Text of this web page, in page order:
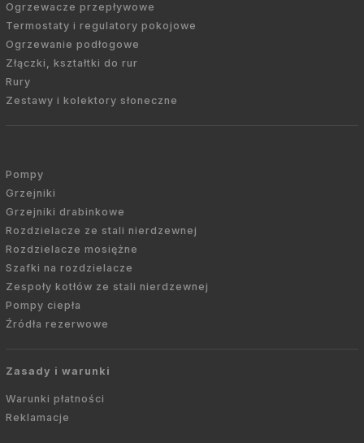
Ogrzewacze przepływowe
Termostaty i regulatory pokojowe
Ogrzewanie podłogowe
Złączki, kształtki do rur
Rury
Zestawy i kolektory słoneczne
Pompy
Grzejniki
Grzejniki drabinkowe
Rozdzielacze ze stali nierdzewnej
Rozdzielacze mosiężne
Szafki na rozdzielacze
Zespoły kotłów ze stali nierdzewnej
Pompy ciepła
Źródła rezerwowe
Zasady i warunki
Warunki płatności
Reklamacje